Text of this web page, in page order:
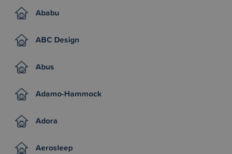
Ababu
ABC Design
Abus
Adamo-Hammock
Adora
Aerosleep